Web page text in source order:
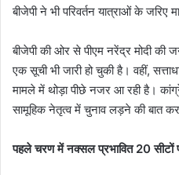
बीजेपी ने भी परिवर्तन यात्राओं के जरिए
बीजेपी की ओर से पीएम नरेंद्र मोदी की
एक सूची भी जारी हो चुकी है। वहीं,
मामले में थोड़ा पीछे नजर आ रही है।
सामूहिक नेतृत्व में चुनाव लड़ने की बात
पहले चरण में नक्सल प्रभावित 20 सीटों